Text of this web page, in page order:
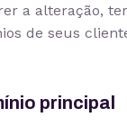
a alteração,
de seus
principal